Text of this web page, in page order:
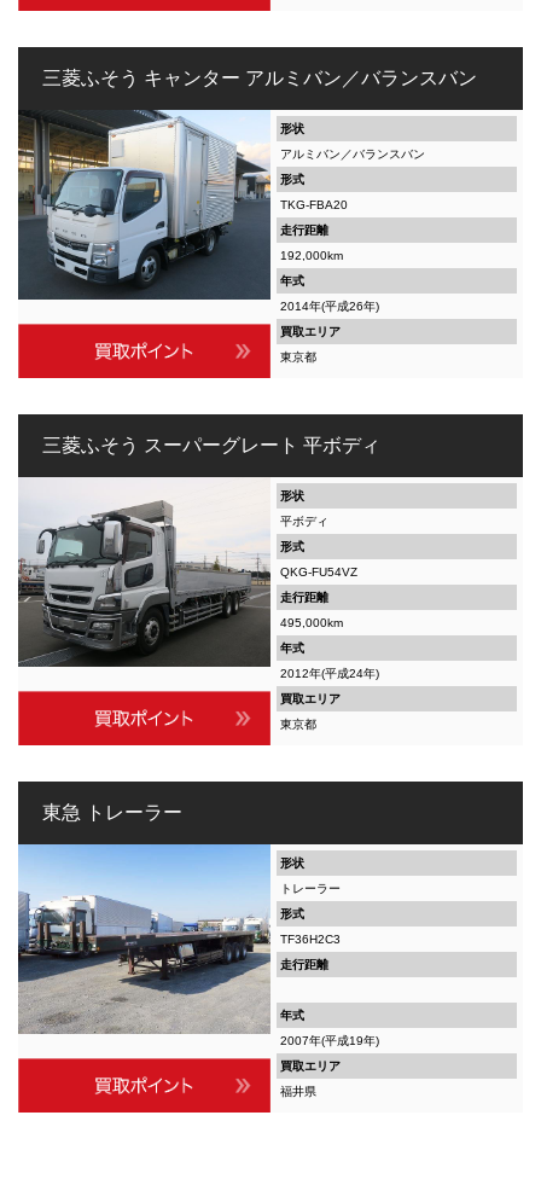
三菱ふそう キャンター アルミバン／バランスバン
形状
アルミバン／バランスバン
形式
TKG-FBA20
走行距離
192,000km
年式
2014年(平成26年)
買取エリア
東京都
三菱ふそう スーパーグレート 平ボディ
形状
平ボディ
形式
QKG-FU54VZ
走行距離
495,000km
年式
2012年(平成24年)
買取エリア
東京都
東急 トレーラー
形状
トレーラー
形式
TF36H2C3
走行距離
年式
2007年(平成19年)
買取エリア
福井県